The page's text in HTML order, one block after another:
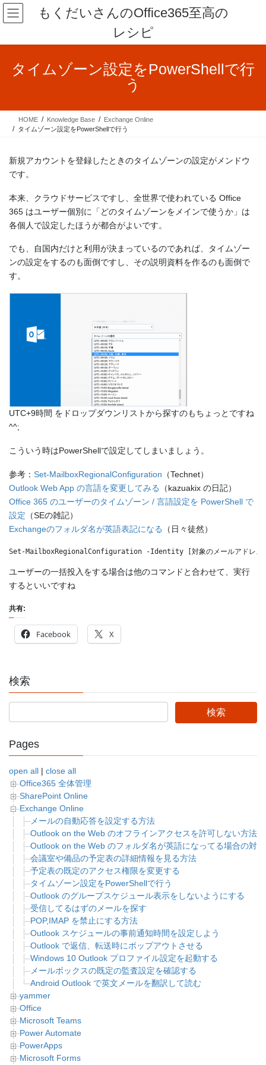
コ
ン
ン
ナ
ビ
ー
もくだいさんのOffice365至高の
レシピ
タイムゾーン設定をPowerShellで行
う
HOME Knowledge Base
Exchange Online
タイムゾーン設定をPowerShellで行う
新規アカウントを登録したときのタイムゾーンの設定がメンドウ
です。
本来、クラウドサービスですし、全世界で使われている Office
365 はユーザー個別に「どのタイムゾーンをメインで使うか」は
各個人で設定したほうが都合がよいです。
でも、自国内だけと利用が決まっているのであれば、タイムゾー
ンの設定をするのも面倒ですし、その説明資料を作るのも面倒で
す。
UTC+9時間 をドロップダウンリストから探すのもちょっとですね
^^;
こういう時はPowerShellで設定してしまいましょう。
参考： Set-MailboxRegionalConfiguration （Technet）
Outlook Web App の言語を変更してみる
（kazuakix の日記）
Office 365 のユーザーのタイムゾーン / 言語設定を PowerShell で
設定 （SEの雑記）
Exchangeのフォルダ名が英語表記になる
（日々徒然）
Set-MailboxRegionalConfiguration -Identity [対象のメールアドレ
ユーザーの一括投入をする場合は他のコマンドと合わせて、実行
するといいですね
共有:
Facebook X
検索
Pages
open all | close all
Office365 全体管理
SharePoint Online
Exchange Online
メールの自動応答を設定する方法
Outlook on the Web のオフラインアクセスを許可しない方法
Outlook on the Web のフォルダ名が英語になってる場合の対
会議室や備品の予定表の詳細情報を見る方法
予定表の既定のアクセス権限を変更する
タイムゾーン設定をPowerShellで行う
Outlook のグループスケジュール表示をしないようにする
受信してるはずのメールを探す
POP,IMAP を禁止にする方法
Outlook スケジュールの事前通知時間を設定しよう
Outlook で返信、転送時にポップアウトさせる
Windows 10 Outlook プロファイル設定を起動する
メールボックスの既定の監査設定を確認する
Android Outlook で英文メールを翻訳して読む
yammer
Office
Microsoft Teams
Power Automate
PowerApps
Microsoft Forms